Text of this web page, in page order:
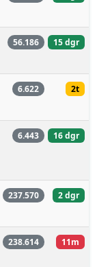
56.186 15 dgr
6.622 2t
6.443 16 dgr
237.570 2 dgr
238.614 11m